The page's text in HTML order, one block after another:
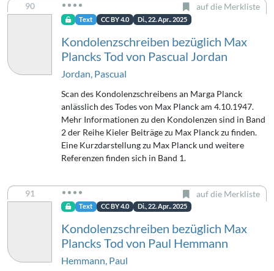
90 auf die Merkliste
Text CC BY 4.0 Di., 22. Apr.. 2025
Kondolenzschreiben bezüglich Max
Plancks Tod von Pascual Jordan
Jordan, Pascual
Scan des Kondolenzschreibens an Marga Planck
anlässlich des Todes von Max Planck am 4.10.1947.
Mehr Informationen zu den Kondolenzen sind in Band
2 der Reihe Kieler Beiträge zu Max Planck zu finden.
Eine Kurzdarstellung zu Max Planck und weitere
Referenzen finden sich in Band 1.
91 auf die Merkliste
Text CC BY 4.0 Di., 22. Apr.. 2025
Kondolenzschreiben bezüglich Max
Plancks Tod von Paul Hemmann
Hemmann, Paul